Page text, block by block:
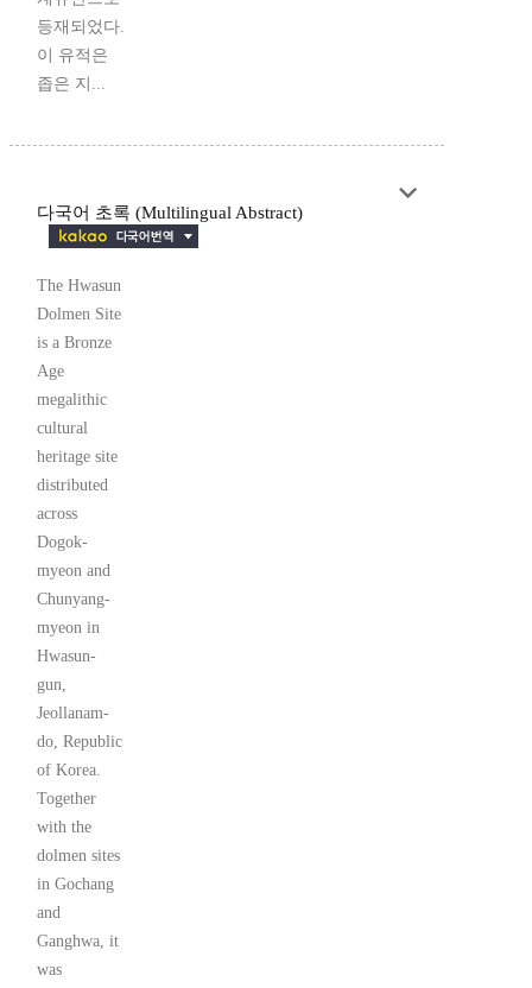
등재되었다.
이 유적은
좁은 지...
다국어 초록 (Multilingual Abstract)
The Hwasun
Dolmen Site
is a Bronze
Age
megalithic
cultural
heritage site
distributed
across
Dogok-
myeon and
Chunyang-
myeon in
Hwasun-
gun,
Jeollanam-
do, Republic
of Korea.
Together
with the
dolmen sites
in Gochang
and
Ganghwa, it
was